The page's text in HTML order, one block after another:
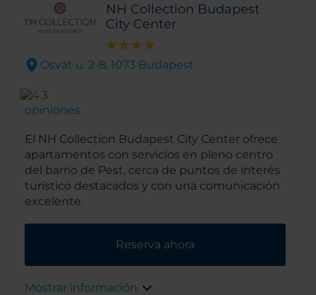
NH Collection Budapest
City Center
Osvát u. 2-8. 1073 Budapest
opiniones
El NH Collection Budapest City Center ofrece
apartamentos con servicios en pleno centro
del barrio de Pest, cerca de puntos de interés
turístico destacados y con una comunicación
excelente.
Reserva ahora
Mostrar información